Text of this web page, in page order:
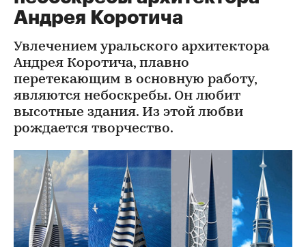
Андрея Коротича
Увлечением уральского архитектора
Андрея Коротича, плавно
перетекающим в основную работу,
являются небоскребы. Он любит
высотные здания. Из этой любви
рождается творчество.